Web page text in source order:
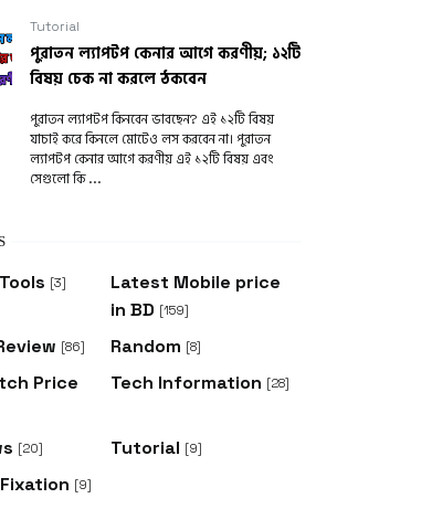
Tutorial
পুরাতন ল্যাপটপ কেনার আগে করণীয়; ১২টি
বিষয় চেক না করলে ঠকবেন
পুরাতন ল্যাপটপ কিনবেন ভাবছেন? এই ১২টি বিষয়
যাচাই করে কিনলে মোটেও লস করবেন না। পুরাতন
ল্যাপটপ কেনার আগে করণীয় এই ১২টি বিষয় এবং
সেগুলো কি ...
[3]
Latest Mobile price
in BD [159]
[86] Random [8]
Price
Tech Information [28]
[20] Tutorial [9]
[9]